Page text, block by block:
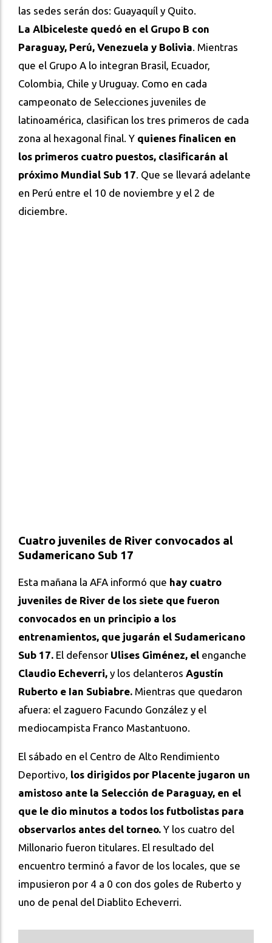
las sedes serán dos: Guayaquíl y Quito.
La Albiceleste quedó en el Grupo B con
Paraguay, Perú, Venezuela y Bolivia. Mientras
que el Grupo A lo integran Brasil, Ecuador,
Colombia, Chile y Uruguay. Como en cada
campeonato de Selecciones juveniles de
latinoamérica, clasifican los tres primeros de cada
zona al hexagonal final. Y quienes finalicen en
los primeros cuatro puestos, clasificarán al
próximo Mundial Sub 17. Que se llevará adelante
en Perú entre el 10 de noviembre y el 2 de
diciembre.
Cuatro juveniles de River convocados al
Sudamericano Sub 17
Esta mañana la AFA informó que hay cuatro
juveniles de River de los siete que fueron
convocados en un principio a los
entrenamientos, que jugarán el Sudamericano
Sub 17. El defensor Ulises Giménez, el enganche
Claudio Echeverri, y los delanteros Agustín
Ruberto e Ian Subiabre. Mientras que quedaron
afuera: el zaguero Facundo González y el
mediocampista Franco Mastantuono.
El sábado en el Centro de Alto Rendimiento
Deportivo, los dirigidos por Placente jugaron un
amistoso ante la Selección de Paraguay, en el
que le dio minutos a todos los futbolistas para
observarlos antes del torneo. Y los cuatro del
Millonario fueron titulares. El resultado del
encuentro terminó a favor de los locales, que se
impusieron por 4 a 0 con dos goles de Ruberto y
uno de penal del Diablito Echeverri.